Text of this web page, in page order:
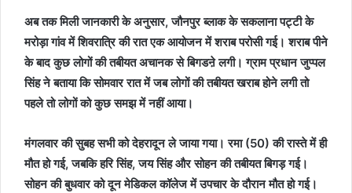
अब तक मिली जानकारी के अनुसार, जौनपुर ब्लाक के सकलाना पट्टी के
मरोड़ा गांव में शिवरात्रि की रात एक आयोजन में शराब परोसी गई। शराब पीने
के बाद कुछ लोगों की तबीयत अचानक से बिगडऩे लगी। ग्राम प्रधान जुप्पल
सिंह ने बताया कि सोमवार रात में जब लोगों की तबीयत खराब होने लगी तो
पहले तो लोगों को कुछ समझ में नहीं आया।
मंगलवार की सुबह सभी को देहरादून ले जाया गया। रमा (50) की रास्ते में ही
मौत हो गई, जबकि हरि सिंह, जय सिंह और सोहन की तबीयत बिगड़ गई।
सोहन की बुधवार को दून मेडिकल कॉलेज में उपचार के दौरान मौत हो गई।